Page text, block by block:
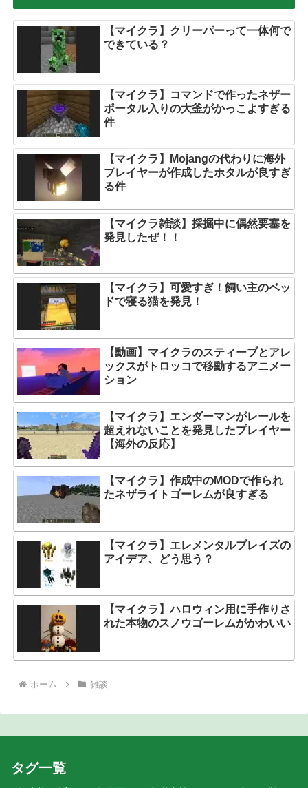
【マイクラ】クリーパーって一体何で
できている？
【マイクラ】コマンドで作ったネザー
ポータル入りの大釜がかっこよすぎる
件
【マイクラ】Mojangの代わりに海外
プレイヤーが作成したホタルが良すぎ
る件
【マイクラ雑談】採掘中に偶然要塞を
発見したぜ！！
【マイクラ】可愛すぎ！飼い主のベッ
ドで寝る猫を発見！
【動画】マイクラのスティーブとアレ
ックスがトロッコで移動するアニメー
ション
【マイクラ】エンダーマンがレールを
超えれないことを発見したプレイヤー
【海外の反応】
【マイクラ】作成中のMODで作られ
たネザライトゴーレムが良すぎる
【マイクラ】エレメンタルブレイズの
アイデア、どう思う？
【マイクラ】ハロウィン用に手作りさ
れた本物のスノウゴーレムがかわいい
ホーム 雑談
タグ一覧